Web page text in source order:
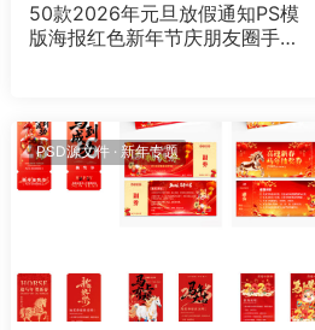
50款2026年元旦放假通知PS模
版海报红色新年节庆朋友圈手机
PSD源文件· 新年专题